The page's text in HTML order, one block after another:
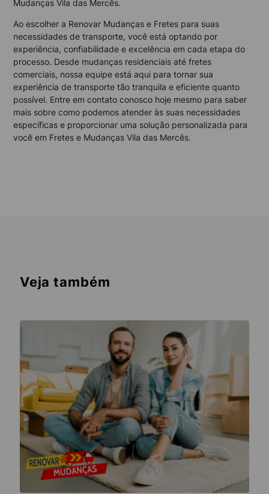
Mudanças Vila das Mercês.
Ao escolher a Renovar Mudanças e Fretes para suas
necessidades de transporte, você está optando por
experiência, confiabilidade e excelência em cada etapa do
processo. Desde mudanças residenciais até fretes
comerciais, nossa equipe está aqui para tornar sua
experiência de transporte tão tranquila e eficiente quanto
possível. Entre em contato conosco hoje mesmo para saber
mais sobre como podemos atender às suas necessidades
específicas e proporcionar uma solução personalizada para
você em Fretes e Mudanças Vila das Mercês.
Veja também